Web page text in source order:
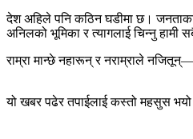
देश अहिले पनि कठिन घडीमा छ।
अनिलको भूमिका र त्यागलाई चिन्नु हामी
राम्रा मान्छे नहारून् र नराम्राले
यो खबर पढेर तपाईलाई कस्तो महसुस भयो